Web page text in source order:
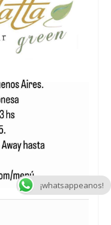
¡whatsappeanos!